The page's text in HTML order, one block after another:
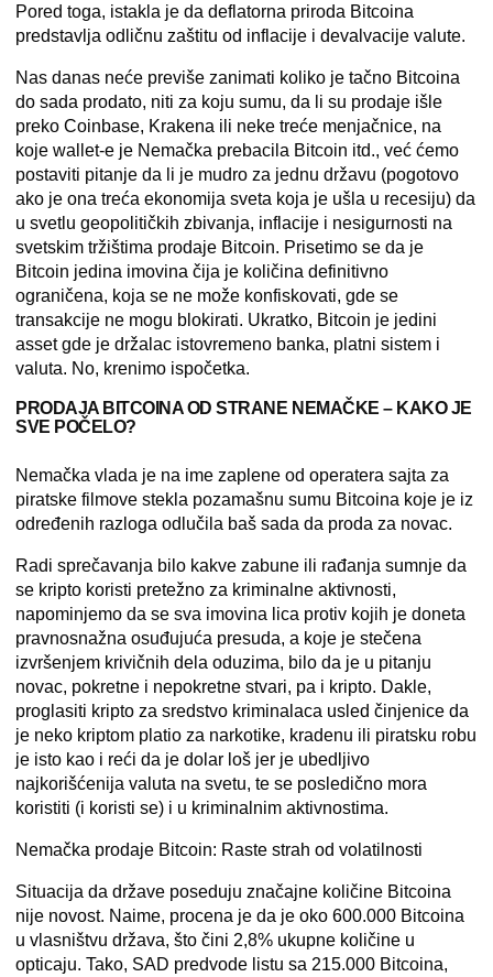
Pored toga, istakla je da deflatorna priroda Bitcoina
predstavlja odličnu zaštitu od inflacije i devalvacije valute.
Nas danas neće previše zanimati koliko je tačno Bitcoina
do sada prodato, niti za koju sumu, da li su prodaje išle
preko Coinbase, Krakena ili neke treće menjačnice, na
koje wallet-e je Nemačka prebacila Bitcoin itd., već ćemo
postaviti pitanje da li je mudro za jednu državu (pogotovo
ako je ona treća ekonomija sveta koja je ušla u recesiju) da
u svetlu geopolitičkih zbivanja, inflacije i nesigurnosti na
svetskim tržištima prodaje Bitcoin. Prisetimo se da je
Bitcoin jedina imovina čija je količina definitivno
ograničena, koja se ne može konfiskovati, gde se
transakcije ne mogu blokirati. Ukratko, Bitcoin je jedini
asset gde je držalac istovremeno banka, platni sistem i
valuta. No, krenimo ispočetka.
PRODAJA BITCOINA OD STRANE NEMAČKE – KAKO JE
SVE POČELO?
Nemačka vlada je na ime zaplene od operatera sajta za
piratske filmove stekla pozamašnu sumu Bitcoina koje je iz
određenih razloga odlučila baš sada da proda za novac.
Radi sprečavanja bilo kakve zabune ili rađanja sumnje da
se kripto koristi pretežno za kriminalne aktivnosti,
napominjemo da se sva imovina lica protiv kojih je doneta
pravnosnažna osuđujuća presuda, a koje je stečena
izvršenjem krivičnih dela oduzima, bilo da je u pitanju
novac, pokretne i nepokretne stvari, pa i kripto. Dakle,
proglasiti kripto za sredstvo kriminalaca usled činjenice da
je neko kriptom platio za narkotike, kradenu ili piratsku robu
je isto kao i reći da je dolar loš jer je ubedljivo
najkorišćenija valuta na svetu, te se posledično mora
koristiti (i koristi se) i u kriminalnim aktivnostima.
Nemačka prodaje Bitcoin: Raste strah od volatilnosti
Situacija da države poseduju značajne količine Bitcoina
nije novost. Naime, procena je da je oko 600.000 Bitcoina
u vlasništvu država, što čini 2,8% ukupne količine u
opticaju. Tako, SAD predvode listu sa 215.000 Bitcoina,